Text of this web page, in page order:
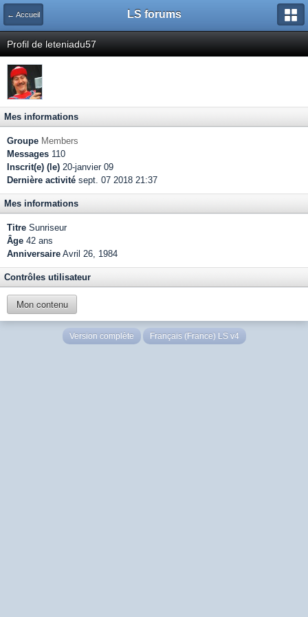
← Accueil LS forums
Profil de leteniadu57
Mes informations
Groupe Members
Messages 110
Inscrit(e) (le) 20-janvier 09
Dernière activité sept. 07 2018 21:37
Mes informations
Titre Sunriseur
Âge 42 ans
Anniversaire Avril 26, 1984
Contrôles utilisateur
Mon contenu
Version complète Français (France) LS v4